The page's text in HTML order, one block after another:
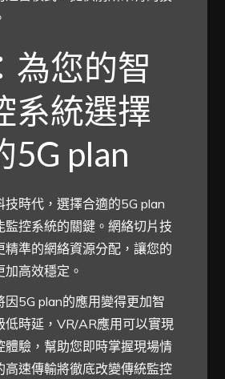
為您的智
系統選擇
5G plan
技時代，選擇合適的5G plan
監控系統的關鍵。網絡切片技
精準的網絡資源分配，讓您的
高效穩定。
因5G plan的應用變得更加智
低時延，VR/AR應用可以實現
體驗，幫助您即時掌握現場情
高速傳輸將徹底改變傳統監控